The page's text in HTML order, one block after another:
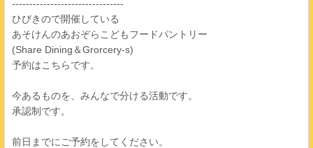
--------------------------------
ひびきので開催している
あそけんのあおぞらこどもフードパントリー
(Share Dining＆Grorcery-s)
予約はこちらです。
今あるものを、みんなで分ける活動です。
承認制です。
前日までにご予約をしてください。